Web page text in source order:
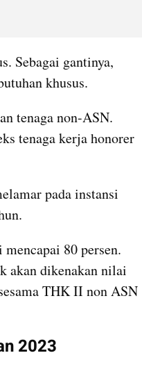
Sebagai gantinya,
khusus.
tenaga non-ASN.
tenaga kerja honorer
pada instansi
80 persen.
akan dikenakan nilai
THK II non ASN
2023